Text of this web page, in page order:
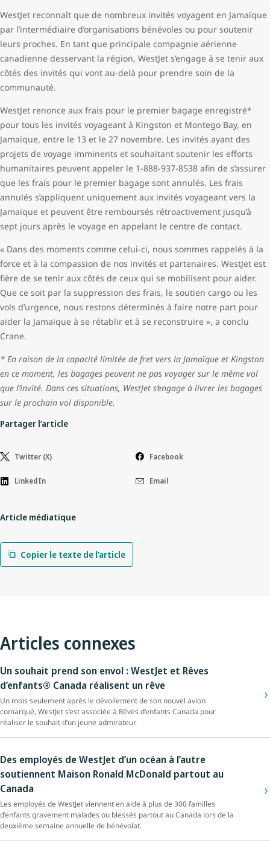
WestJet reconnaît que de nombreux invités voyagent en Jamaïque
par l’intermédiaire d’organisations bénévoles ou pour soutenir
leurs proches. En tant que principale compagnie aérienne
canadienne desservant la région, WestJet s’engage à se tenir aux
côtés des invités qui vont au-delà pour prendre soin de la
communauté.
WestJet renonce aux frais pour le premier bagage enregistré*
pour tous les invités voyageant à Kingston et Montego Bay, en
Jamaïque, entre le 13 et le 27 novembre. Les invités ayant des
projets de voyage imminents et souhaitant soutenir les efforts
humanitaires peuvent appeler le 1-888-937-8538 afin de s’assurer
que les frais pour le premier bagage sont annulés. Les frais
annulés s’appliquent uniquement aux invités voyageant vers la
Jamaïque et peuvent être remboursés rétroactivement jusqu’à
sept jours après le voyage en appelant le centre de contact.
« Dans des moments comme celui-ci, nous sommes rappelés à la
force et à la compassion de nos invités et partenaires. WestJet est
fière de se tenir aux côtés de ceux qui se mobilisent pour aider.
Que ce soit par la suppression des frais, le soutien cargo ou les
vols d’urgence, nous restons déterminés à faire notre part pour
aider la Jamaïque à se rétablir et à se reconstruire », a conclu
Crane.
* En raison de la capacité limitée de fret vers la Jamaïque et Kingston
en ce moment, les bagages peuvent ne pas voyager sur le même vol
que l’invité. Dans ces situations, WestJet s’engage à livrer les bagages
sur le prochain vol disponible.
Partager l’article
Twitter (X) Facebook
LinkedIn Email
Article médiatique
Copier le texte de l'article
Articles connexes
Un souhait prend son envol : WestJet et Rêves
d’enfants® Canada réalisent un rêve
Un mois seulement après le dévoilement de son nouvel avion
comarqué, WestJet s’est associée à Rêves d’enfants Canada pour
réaliser le souhait d’un jeune admirateur.
Des employés de WestJet d’un océan à l’autre
soutiennent Maison Ronald McDonald partout au
Canada
Les employés de WestJet viennent en aide à plus de 300 familles
d’enfants gravement malades ou blessés partout au Canada lors de la
deuxième semaine annuelle de bénévolat.